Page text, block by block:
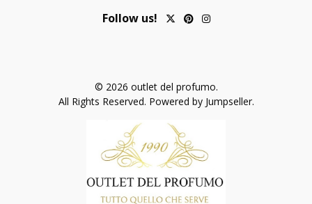
Follow us!
© 2026 outlet del profumo.
All Rights Reserved. Powered by Jumpseller.